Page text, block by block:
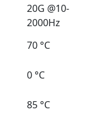
20G @10-
2000Hz
70 °C
0 °C
85 °C